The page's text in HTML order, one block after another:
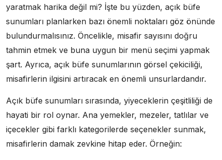
yaratmak harika değil mi? İşte bu yüzden, açık büfe
sunumları planlarken bazı önemli noktaları göz önünde
bulundurmalısınız. Öncelikle, misafir sayısını doğru
tahmin etmek ve buna uygun bir menü seçimi yapmak
şart. Ayrıca, açık büfe sunumlarının görsel çekiciliği,
misafirlerin ilgisini artıracak en önemli unsurlardandır.
Açık büfe sunumları sırasında, yiyeceklerin çeşitliliği de
hayati bir rol oynar. Ana yemekler, mezeler, tatlılar ve
içecekler gibi farklı kategorilerde seçenekler sunmak,
misafirlerin damak zevkine hitap eder. Örneğin: